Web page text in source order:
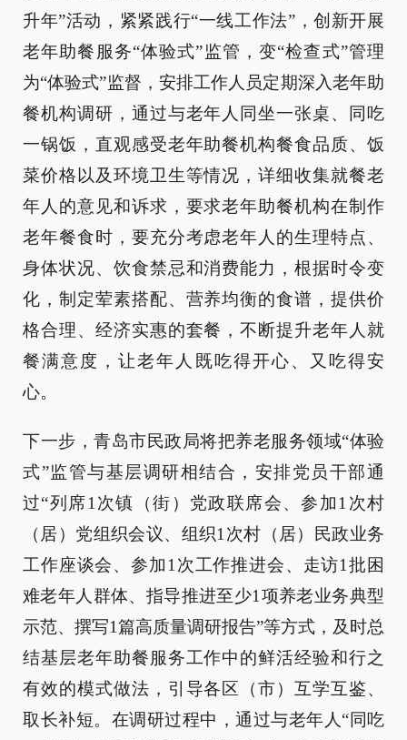
升年”活动，紧紧践行“一线工作法”，创新开展
老年助餐服务“体验式”监管，变“检查式”管理
为“体验式”监督，安排工作人员定期深入老年助
餐机构调研，通过与老年人同坐一张桌、同吃
一锅饭，直观感受老年助餐机构餐食品质、饭
菜价格以及环境卫生等情况，详细收集就餐老
年人的意见和诉求，要求老年助餐机构在制作
老年餐食时，要充分考虑老年人的生理特点、
身体状况、饮食禁忌和消费能力，根据时令变
化，制定荤素搭配、营养均衡的食谱，提供价
格合理、经济实惠的套餐，不断提升老年人就
餐满意度，让老年人既吃得开心、又吃得安
心。
下一步，青岛市民政局将把养老服务领域“体验
式”监管与基层调研相结合，安排党员干部通
过“列席1次镇（街）党政联席会、参加1次村
（居）党组织会议、组织1次村（居）民政业务
工作座谈会、参加1次工作推进会、走访1批困
难老年人群体、指导推进至少1项养老业务典型
示范、撰写1篇高质量调研报告”等方式，及时总
结基层老年助餐服务工作中的鲜活经验和行之
有效的模式做法，引导各区（市）互学互鉴、
取长补短。在调研过程中，通过与老年人“同吃